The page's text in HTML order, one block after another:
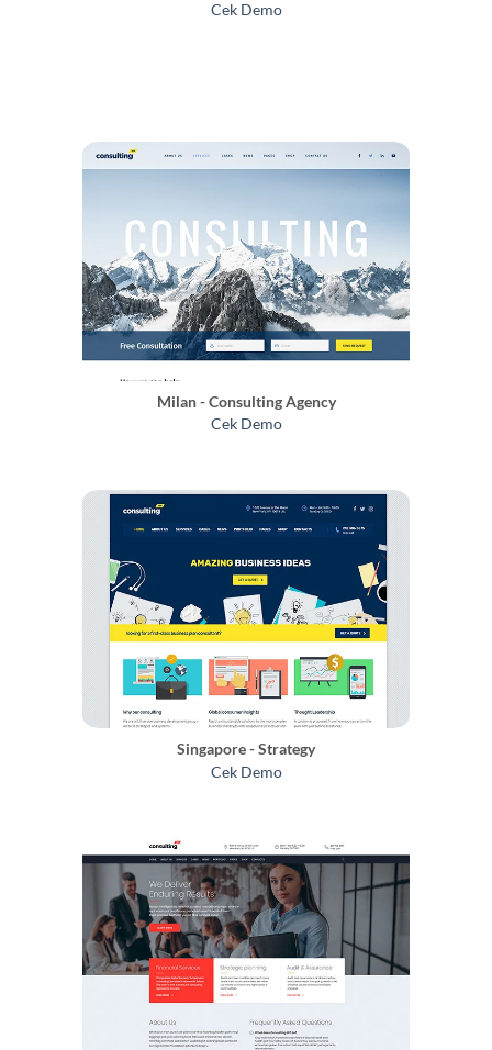
Cek Demo
Milan - Consulting Agency
Cek Demo
Singapore - Strategy
Cek Demo